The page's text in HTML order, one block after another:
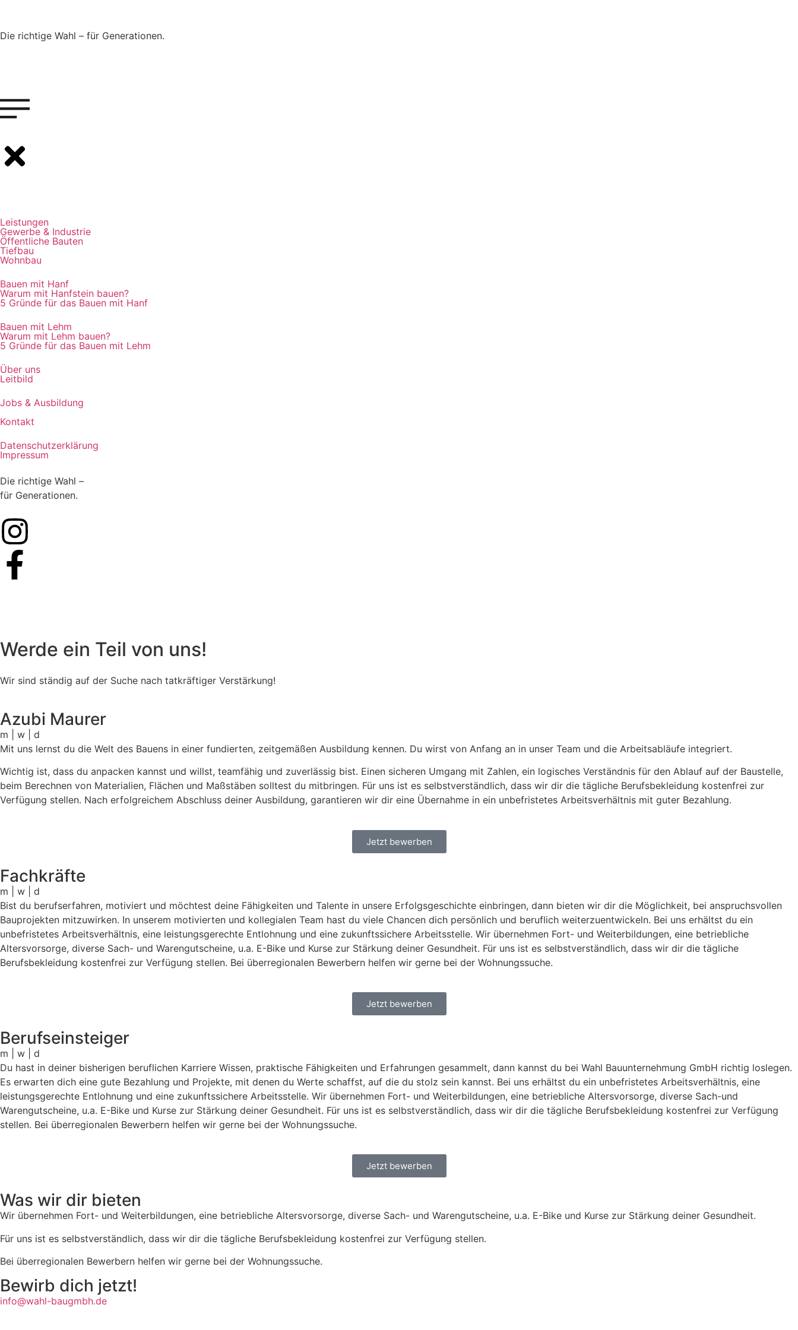
Die richtige Wahl – für Generationen.
Leistungen
Gewerbe & Industrie
Öffentliche Bauten
Tiefbau
Wohnbau
Bauen mit Hanf
Warum mit Hanfstein bauen?
5 Gründe für das Bauen mit Hanf
Bauen mit Lehm
Warum mit Lehm bauen?
5 Gründe für das Bauen mit Lehm
Über uns
Leitbild
Jobs & Ausbildung
Kontakt
Datenschutzerklärung
Impressum
Die richtige Wahl –
für Generationen.
Werde ein Teil von uns!
Wir sind ständig auf der Suche nach tatkräftiger Verstärkung!
Azubi Maurer
m | w | d
Mit uns lernst du die Welt des Bauens in einer fundierten, zeitgemäßen Ausbildung kennen. Du wirst von Anfang an in unser Team und die Arbeitsabläufe integriert.
Wichtig ist, dass du anpacken kannst und willst, teamfähig und zuverlässig bist. Einen sicheren Umgang mit Zahlen, ein logisches Verständnis für den Ablauf auf der Baustelle,
beim Berechnen von Materialien, Flächen und Maßstäben solltest du mitbringen. Für uns ist es selbstverständlich, dass wir dir die tägliche Berufsbekleidung kostenfrei zur
Verfügung stellen. Nach erfolgreichem Abschluss deiner Ausbildung, garantieren wir dir eine Übernahme in ein unbefristetes Arbeitsverhältnis mit guter Bezahlung.
Jetzt bewerben
Fachkräfte
m | w | d
Bist du berufserfahren, motiviert und möchtest deine Fähigkeiten und Talente in unsere Erfolgsgeschichte einbringen, dann bieten wir dir die Möglichkeit, bei anspruchsvollen
Bauprojekten mitzuwirken. In unserem motivierten und kollegialen Team hast du viele Chancen dich persönlich und beruflich weiterzuentwickeln. Bei uns erhältst du ein
unbefristetes Arbeitsverhältnis, eine leistungsgerechte Entlohnung und eine zukunftssichere Arbeitsstelle. Wir übernehmen Fort- und Weiterbildungen, eine betriebliche
Altersvorsorge, diverse Sach- und Warengutscheine, u.a. E-Bike und Kurse zur Stärkung deiner Gesundheit. Für uns ist es selbstverständlich, dass wir dir die tägliche
Berufsbekleidung kostenfrei zur Verfügung stellen. Bei überregionalen Bewerbern helfen wir gerne bei der Wohnungssuche.
Jetzt bewerben
Berufseinsteiger
m | w | d
Du hast in deiner bisherigen beruflichen Karriere Wissen, praktische Fähigkeiten und Erfahrungen gesammelt, dann kannst du bei Wahl Bauunternehmung GmbH richtig loslegen.
Es erwarten dich eine gute Bezahlung und Projekte, mit denen du Werte schaffst, auf die du stolz sein kannst. Bei uns erhältst du ein unbefristetes Arbeitsverhältnis, eine
leistungsgerechte Entlohnung und eine zukunftssichere Arbeitsstelle. Wir übernehmen Fort- und Weiterbildungen, eine betriebliche Altersvorsorge, diverse Sach-und
Warengutscheine, u.a. E-Bike und Kurse zur Stärkung deiner Gesundheit. Für uns ist es selbstverständlich, dass wir dir die tägliche Berufsbekleidung kostenfrei zur Verfügung
stellen. Bei überregionalen Bewerbern helfen wir gerne bei der Wohnungssuche.
Jetzt bewerben
Was wir dir bieten
Wir übernehmen Fort- und Weiterbildungen, eine betriebliche Altersvorsorge, diverse Sach- und Warengutscheine, u.a. E-Bike und Kurse zur Stärkung deiner Gesundheit.
Für uns ist es selbstverständlich, dass wir dir die tägliche Berufsbekleidung kostenfrei zur Verfügung stellen.
Bei überregionalen Bewerbern helfen wir gerne bei der Wohnungssuche.
Bewirb dich jetzt!
info@wahl-baugmbh.de